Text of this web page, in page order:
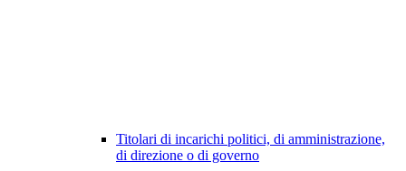
Titolari di incarichi politici, di amministrazione,
di direzione o di governo